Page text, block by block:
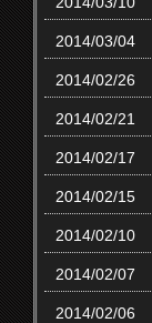
2014/03/04
2014/02/26
2014/02/21
2014/02/17
2014/02/15
2014/02/10
2014/02/07
2014/02/06